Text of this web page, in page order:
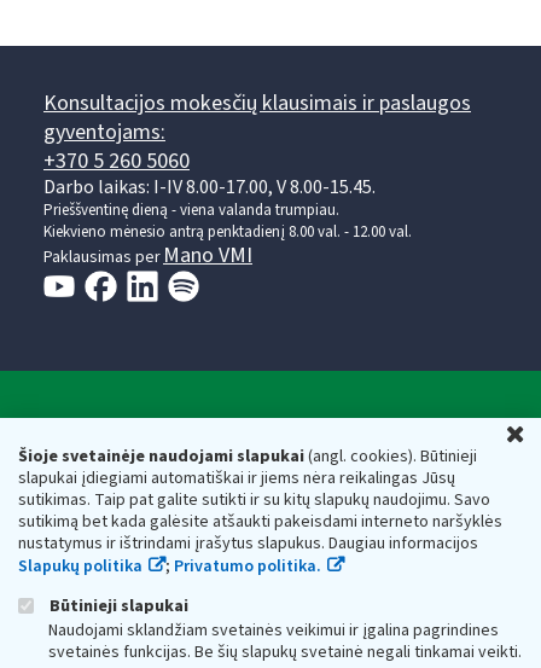
Šioje svetainėje naudojami slapukai(angl. cookies). Būtinieji
slapukai įdiegiami automatiškai ir jiems nėra reikalingas Jūsų
sutikimas. Taip pat galite sutikti ir su kitų slapukų naudojimu. Savo
sutikimą bet kada galėsite atšaukti pakeisdami interneto naršyklės
nustatymus ir ištrindami įrašytus slapukus. Daugiau informacijos
Slapukų politika
; Privatumo politika.
Būtinieji slapukai
Naudojami sklandžiam svetainės veikimui ir įgalina pagrindines
svetainės funkcijas. Be šių slapukų svetainė negali tinkamai veikti.
Konsultacijos mokesčių klausimais ir paslaugos
gyventojams:
+370 5 260 5060
Darbo laikas: I-IV 8.00-17.00, V 8.00-15.45.
Prieššventinę dieną - viena valanda trumpiau.
Kiekvieno mėnesio antrą penktadienį 8.00 val. - 12.00 val.
Paklausimas per Mano VMI
Respublikos finansų ministerijos
Biudžetinė įstaiga. Juridinio asmens kodas — 188659752,
adresas: Vasario 16-osios g. 14, 01107 Vilnius, Lietuva, el.paštas:
vmi@vmi.lt, E. pristatymo dėžutės adresas 188659752
Duomenys apie Valstybinę mokesčių inspekciją prie Lietuvos
Respublikos finansų ministerijos kaupiami ir saugomi Juridinių